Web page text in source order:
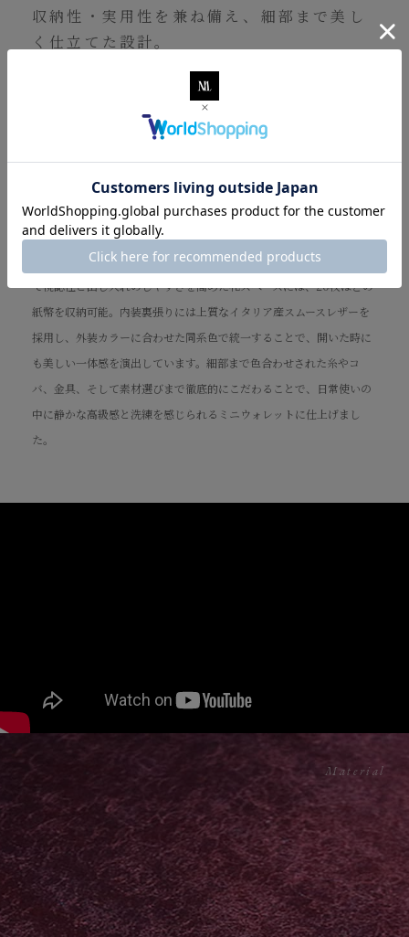
収納性・実用性を兼ね備え、細部まで美し
く仕立てた設計。
コンパクトなサイズ感でありながら、高い収納力と使いやすさを追求
した設計も“Marea”の魅力。7つのカードポケットと2つのフリーポケ
ットを備え、マチ付き構造のカードユニットには、外側2つ・内側4つ
自由に収納できる袋型のフリーポケットも備えています。15〜20枚ほ
ど収納可能な小銭入れのカブセ裏にもフリーポケットを設け、カード
を3枚収納することも可能。外装背面のカードポケットは、交通系IC
カードやタッチ決済にも便利です。また、L字タイプの切り込みによっ
て視認性と出し入れのしやすさを高めた札スペースには、20枚ほどの
紙幣を収納可能。内装裏張りには上質なイタリア産スムースレザーを
採用し、外装カラーに合わせた同系色で統一することで、開いた時に
も美しい一体感を演出しています。細部まで色合わせされた糸やコ
バ、金具、そして素材選びまで徹底的にこだわることで、日常使いの
中に静かな高級感と洗練を感じられるミニウォレットに仕上げまし
た。
Material